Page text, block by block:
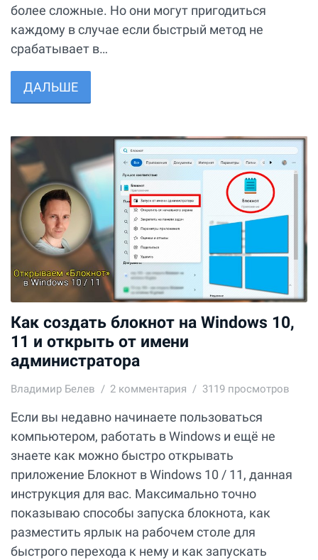
более сложные. Но они могут пригодиться
каждому в случае если быстрый метод не
срабатывает в…
ДАЛЬШЕ
Как создать блокнот на Windows 10,
11 и открыть от имени
администратора
Владимир Белев 2 комментария 3119 просмотров
Если вы недавно начинаете пользоваться
компьютером, работать в Windows и ещё не
знаете как можно быстро открывать
приложение Блокнот в Windows 10 / 11, данная
инструкция для вас. Максимально точно
показываю способы запуска блокнота, как
разместить ярлык на рабочем столе для
быстрого перехода к нему и как запускать